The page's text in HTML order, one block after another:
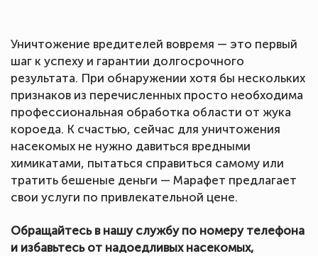
Уничтожение вредителей вовремя — это первый
шаг к успеху и гарантии долгосрочного
результата. При обнаружении хотя бы нескольких
признаков из перечисленных просто необходима
профессиональная обработка области от жука
короеда. К счастью, сейчас для уничтожения
насекомых не нужно давиться вредными
химикатами, пытаться справиться самому или
тратить бешеные деньги — Марафет предлагает
свои услуги по привлекательной цене.
Обращайтесь в нашу службу по номеру телефона
и избавьтесь от надоедливых насекомых,